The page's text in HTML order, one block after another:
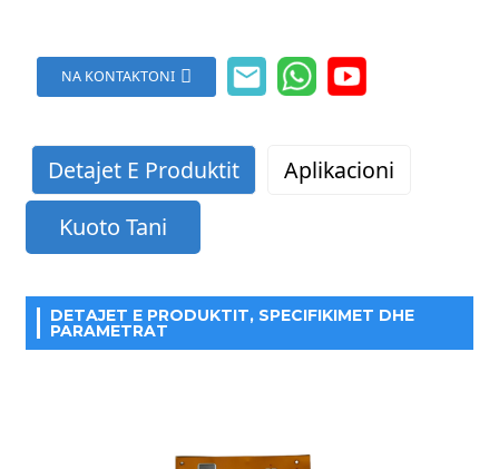
NA KONTAKTONI
Detajet E Produktit
Aplikacioni
Kuoto Tani
DETAJET E PRODUKTIT, SPECIFIKIMET DHE
PARAMETRAT